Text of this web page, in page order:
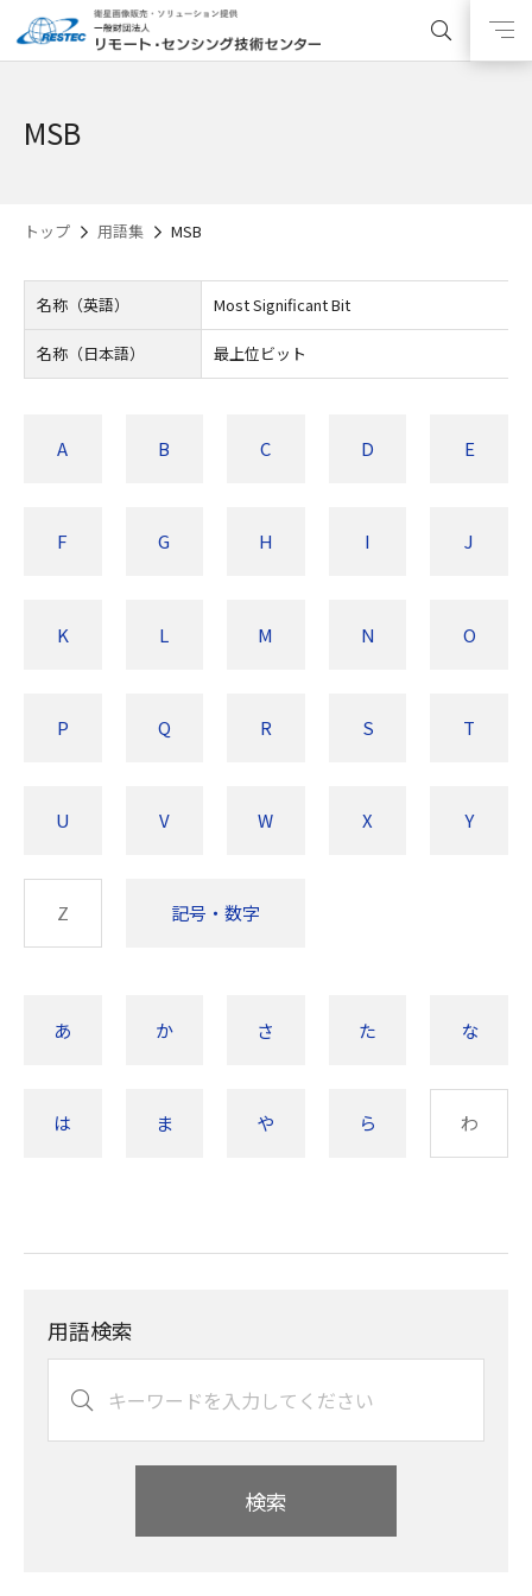
MSB
トップ 用語集 MSB
名称（英語） Most Significant Bit
名称（日本語） 最上位ビット
A B C D E
F G H I J
K L M N O
P Q R S T
U V W X Y
Z 記号・数字
あ か さ た な
は ま や ら わ
用語検索
検索